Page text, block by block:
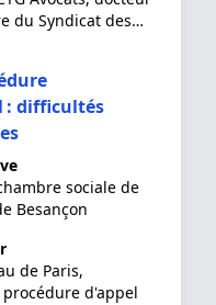
du Syndicat des
: difficultés
sociale de
Besançon
de Paris,
d'appel